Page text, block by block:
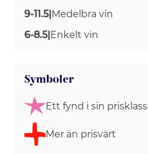
9-11.5| Medelbra vin
6-8.5| Enkelt vin
Symboler
Ett fynd i sin prisklass
Mer än prisvärt